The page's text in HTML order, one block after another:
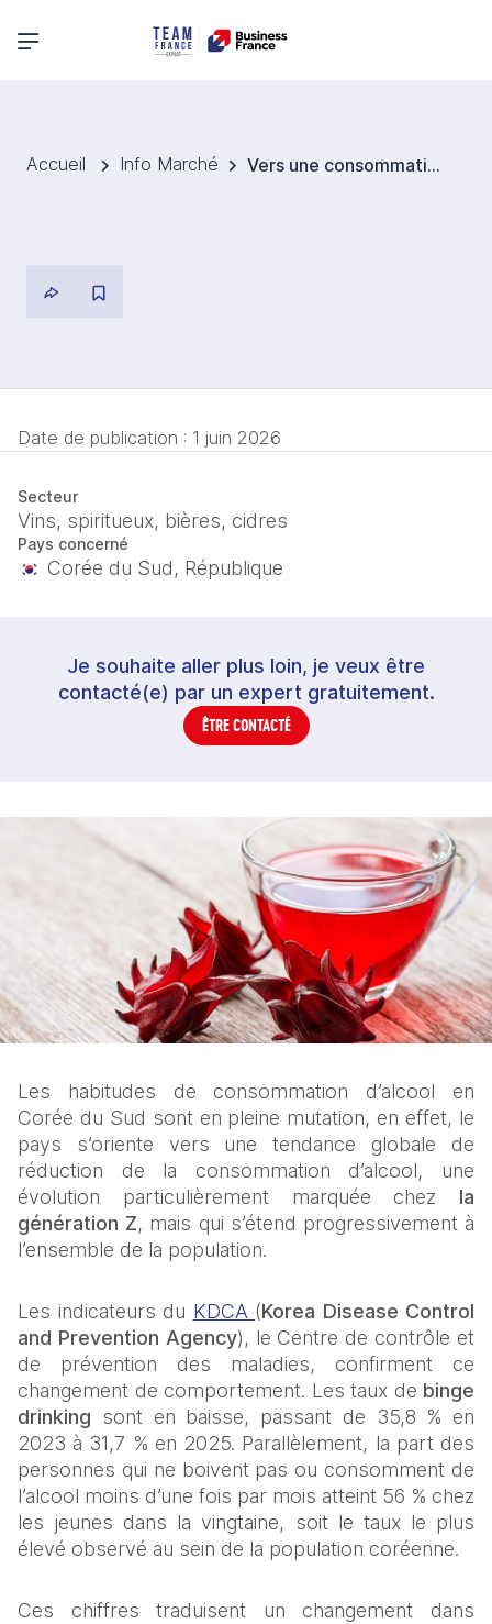
Menu principal
Accueil Info Marché Vers une consommation d’alcool plus modérée en Corée du Sud
Date de publication : 1 juin 2026
Secteur
Vins, spiritueux, bières, cidres
Pays concerné
Corée du Sud, République
Je souhaite aller plus loin, je veux être
contacté(e) par un expert gratuitement.
ÊTRE CONTACTÉ
Les habitudes de consommation d’alcool en
Corée du Sud sont en pleine mutation, en effet, le
pays s’oriente vers une tendance globale de
réduction de la consommation d’alcool, une
évolution particulièrement marquée chez la
génération Z, mais qui s’étend progressivement à
l’ensemble de la population.
Les indicateurs du KDCA (Korea Disease Control
and Prevention Agency), le Centre de contrôle et
de prévention des maladies, confirment ce
changement de comportement. Les taux de binge
drinking sont en baisse, passant de 35,8 % en
2023 à 31,7 % en 2025. Parallèlement, la part des
personnes qui ne boivent pas ou consomment de
l’alcool moins d’une fois par mois atteint 56 % chez
les jeunes dans la vingtaine, soit le taux le plus
élevé observé au sein de la population coréenne.
Ces chiffres traduisent un changement dans